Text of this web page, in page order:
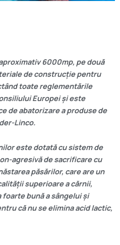
6000mp, pe două
de construcție pentru
toate reglementările
Europei și este
de abatorizare a produse de
Linco.
este dotată cu sistem de
agresivă de sacrificare cu
păsărilor, care are un
superioare a cărnii,
bună a sângelui și
că nu se elimina acid lactic,